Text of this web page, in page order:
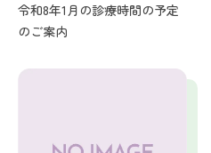
令和8年1月の診療時間の予定
のご案内